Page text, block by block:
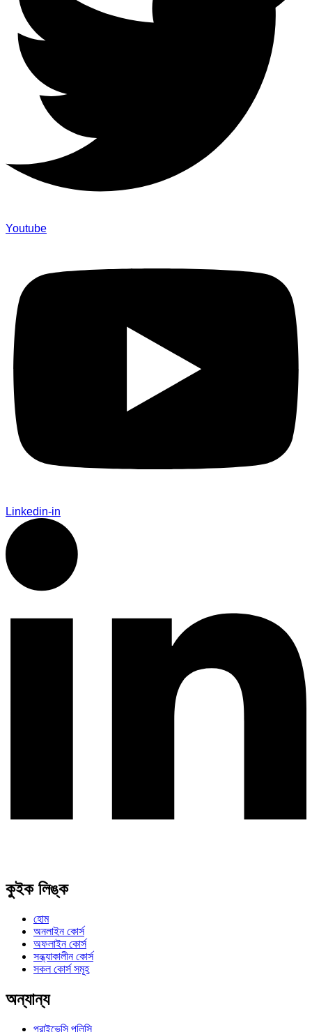
Youtube
Linkedin-in
কুইক লিঙ্ক
হোম
অনলাইন কোর্স
অফলাইন কোর্স
সন্ধ্যাকালীন কোর্স
সকল কোর্স সমূহ
অন্যান্য
প্রাইভেসি পলিসি